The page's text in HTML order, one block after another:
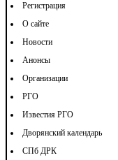
Регистрация
О сайте
Новости
Анонсы
Организации
РГО
Известия РГО
Дворянский календарь
СПб ДРК